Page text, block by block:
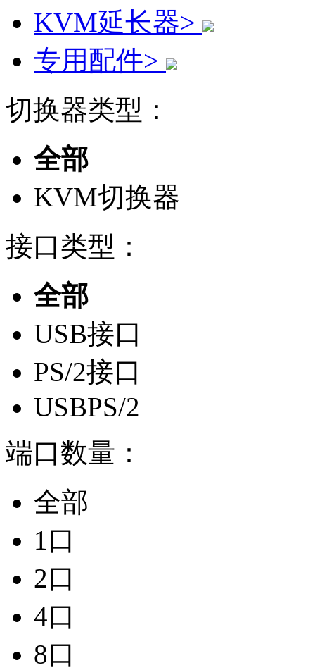
KVM延长器>
专用配件>
切换器类型：
全部
KVM切换器
接口类型：
全部
USB接口
PS/2接口
USBPS/2
端口数量：
全部
1口
2口
4口
8口